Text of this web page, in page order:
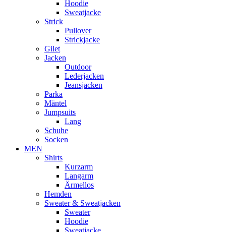
Hoodie
Sweatjacke
Strick
Pullover
Strickjacke
Gilet
Jacken
Outdoor
Lederjacken
Jeansjacken
Parka
Mäntel
Jumpsuits
Lang
Schuhe
Socken
MEN
Shirts
Kurzarm
Langarm
Ärmellos
Hemden
Sweater & Sweatjacken
Sweater
Hoodie
Sweatjacke